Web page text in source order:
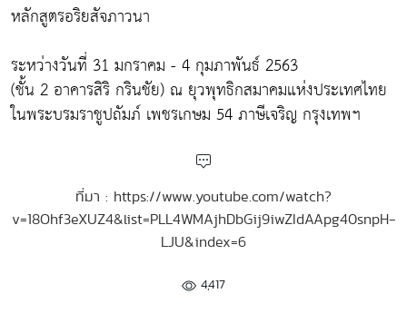
หลักสูตรอริยสัจภาวนา
ระหว่างวันที่ 31 มกราคม - 4 กุมภาพันธ์ 2563
(ชั้น 2 อาคารสิริ กรินชัย) ณ ยุวพุทธิกสมาคมแห่งประเทศไทย
ในพระบรมราชูปถัมภ์ เพชรเกษม 54 ภาษีเจริญ กรุงเทพฯ
ที่มา : https://www.youtube.com/watch?
v=18Ohf3eXUZ4&list=PLL4WMAjhDbGij9iwZIdAApg40snpH-
LJU&index=6
4,417